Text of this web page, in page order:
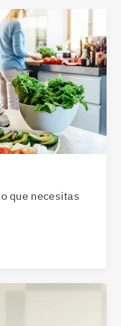
que necesitas